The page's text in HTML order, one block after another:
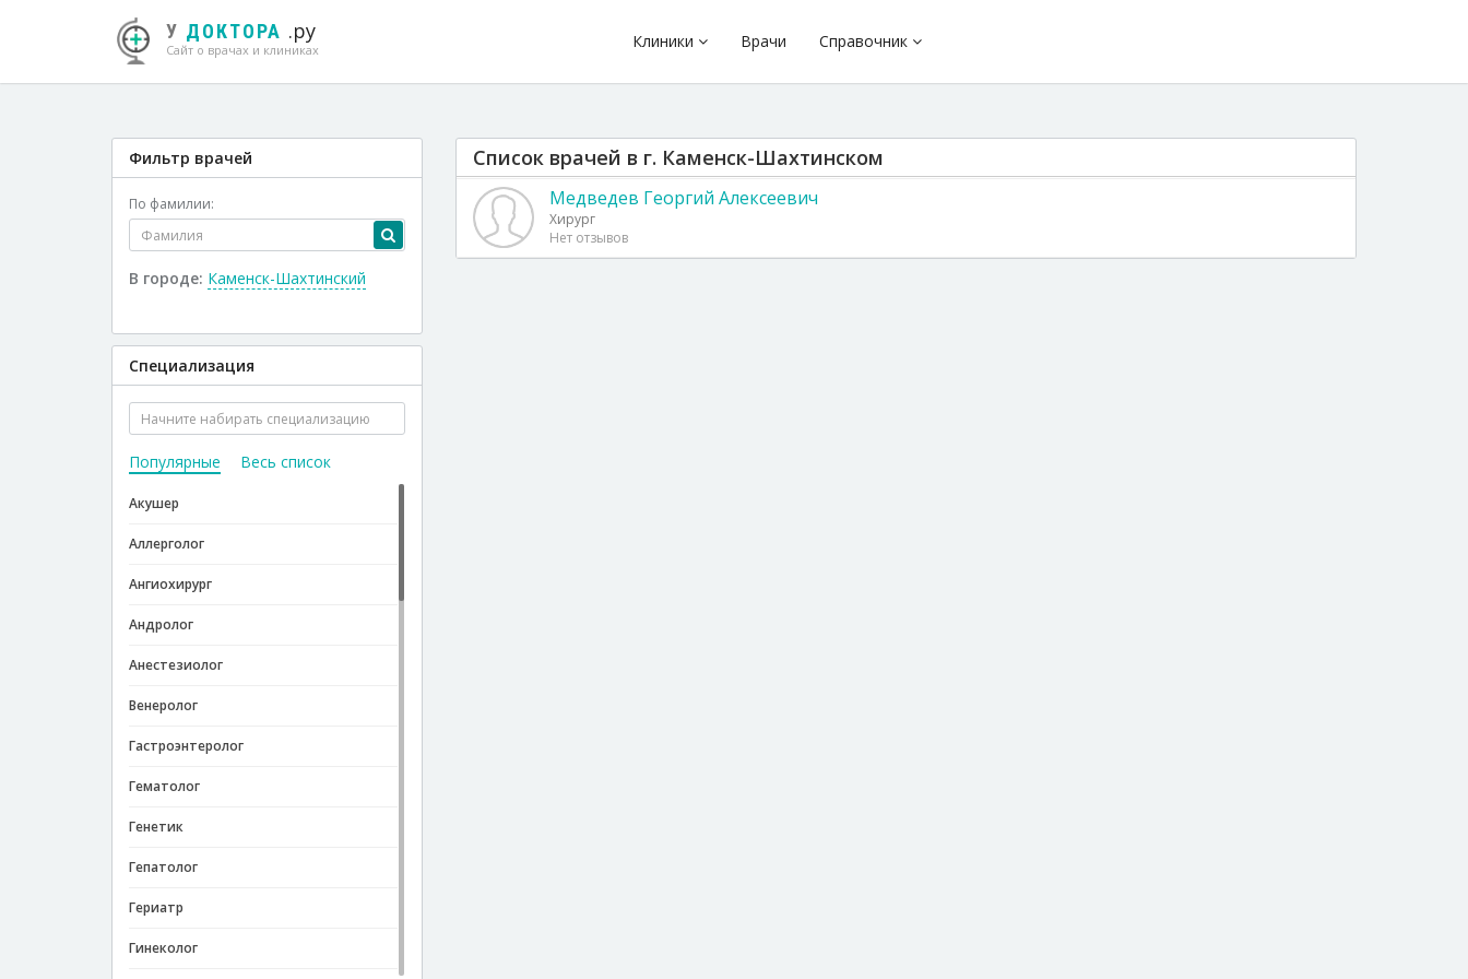
У ДОКТОРА .ру
Сайт о врачах и клиниках Клиники Врачи Справочник
Список врачей в г. Каменск-Шахтинском
Медведев Георгий Алексеевич
Хирург
Нет отзывов
Фильтр врачей
По фамилии:
В городе: Каменск-Шахтинский
Специализация
Популярные Весь список
Акушер
Аллерголог
Ангиохирург
Андролог
Анестезиолог
Венеролог
Гастроэнтеролог
Гематолог
Генетик
Гепатолог
Гериатр
Гинеколог